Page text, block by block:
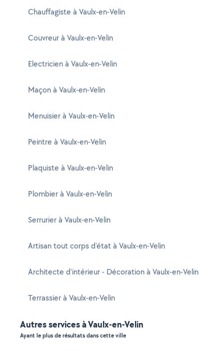
Chauffagiste à Vaulx-en-Velin
Couvreur à Vaulx-en-Velin
Electricien à Vaulx-en-Velin
Maçon à Vaulx-en-Velin
Menuisier à Vaulx-en-Velin
Peintre à Vaulx-en-Velin
Plaquiste à Vaulx-en-Velin
Plombier à Vaulx-en-Velin
Serrurier à Vaulx-en-Velin
Artisan tout corps d'état à Vaulx-en-Velin
Architecte d'intérieur - Décoration à Vaulx-en-Velin
Terrassier à Vaulx-en-Velin
Autres services à Vaulx-en-Velin
Ayant le plus de résultats dans cette ville